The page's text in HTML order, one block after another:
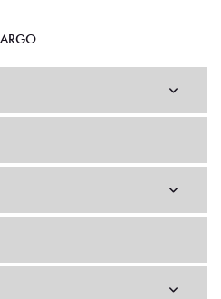
ARGO